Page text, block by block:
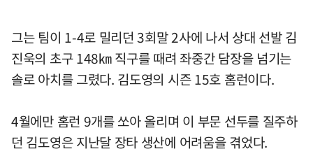
그는 팀이 1-4로 밀리던 3회말 2사에 나서 상대 선발 김
진욱의 초구 148㎞ 직구를 때려 좌중간 담장을 넘기는
솔로 아치를 그렸다. 김도영의 시즌 15호 홈런이다.
4월에만 홈런 9개를 쏘아 올리며 이 부문 선두를 질주하
던 김도영은 지난달 장타 생산에 어려움을 겪었다.